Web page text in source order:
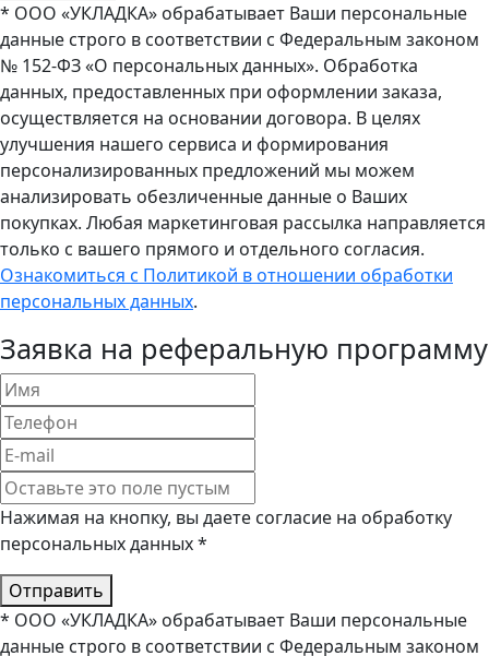
* ООО «УКЛАДКА» обрабатывает Ваши персональные
данные строго в соответствии с Федеральным законом
№ 152-ФЗ «О персональных данных». Обработка
данных, предоставленных при оформлении заказа,
осуществляется на основании договора. В целях
улучшения нашего сервиса и формирования
персонализированных предложений мы можем
анализировать обезличенные данные о Ваших
покупках. Любая маркетинговая рассылка направляется
только с вашего прямого и отдельного согласия.
Ознакомиться с Политикой в отношении обработки
персональных данных.
Заявка на реферальную программу
Нажимая на кнопку, вы даете согласие на обработку
персональных данных *
Отправить
* ООО «УКЛАДКА» обрабатывает Ваши персональные
данные строго в соответствии с Федеральным законом